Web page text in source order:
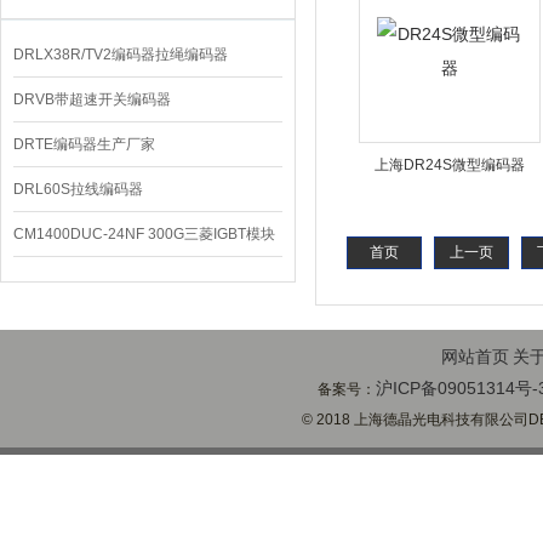
DRLX38R/TV2编码器拉绳编码器
DRVB带超速开关编码器
DRTE编码器生产厂家
DRL60S拉线编码器
CM1400DUC-24NF 300G三菱IGBT模块
上海DR24S微型编码器
首页 上一页
网站首页 关
备案号：沪ICP备09051314号-
© 2018 上海德晶光电科技有限公司